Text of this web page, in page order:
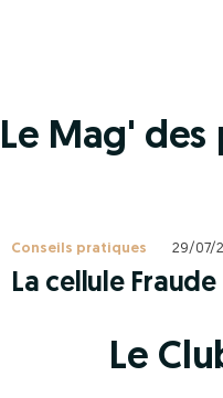
Le Mag' des
Conseils pratiques 29/07/
La cellule Fraude
Le